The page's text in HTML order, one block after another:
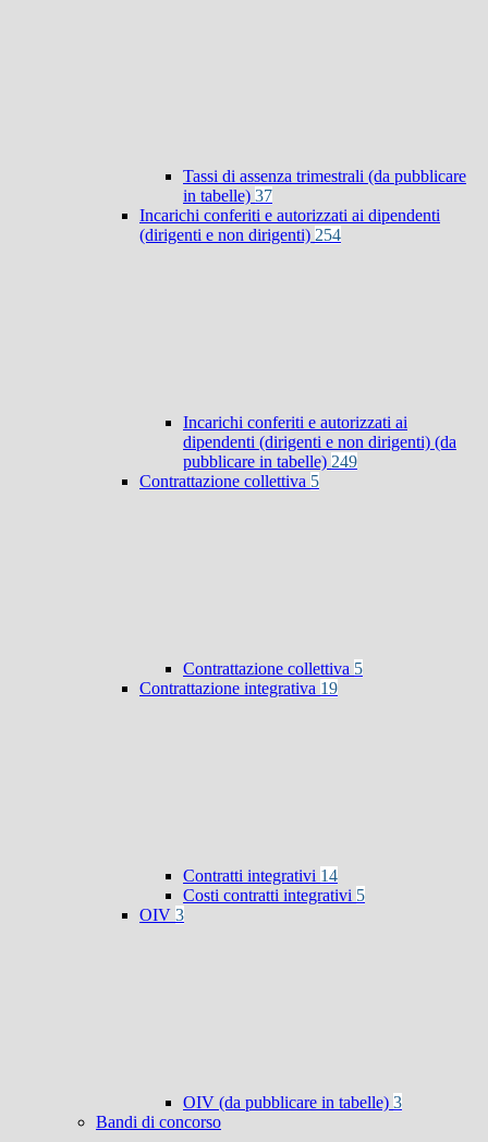
Tassi di assenza trimestrali (da pubblicare
in tabelle) 37
Incarichi conferiti e autorizzati ai dipendenti
(dirigenti e non dirigenti) 254
Incarichi conferiti e autorizzati ai
dipendenti (dirigenti e non dirigenti) (da
pubblicare in tabelle) 249
Contrattazione collettiva 5
Contrattazione collettiva 5
Contrattazione integrativa 19
Contratti integrativi 14
Costi contratti integrativi 5
OIV 3
OIV (da pubblicare in tabelle) 3
Bandi di concorso